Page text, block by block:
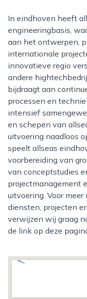
In eindhoven heeft allseas een belangrijke kennis- en
engineeringbasis,
aan het ontwerpen,
internationale
innovatieve regio
andere
bijdraagt aan
processen en
intensief
en schepen van
uitvoering naadloos
speelt allseas
voorbereiding van
van conceptstudies
projectmanagement
uitvoering. Voor
diensten, projecten
verwijzen wij graag
de link op deze